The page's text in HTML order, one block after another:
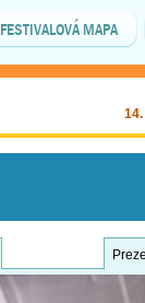
FESTIVALOVÁ MAPA